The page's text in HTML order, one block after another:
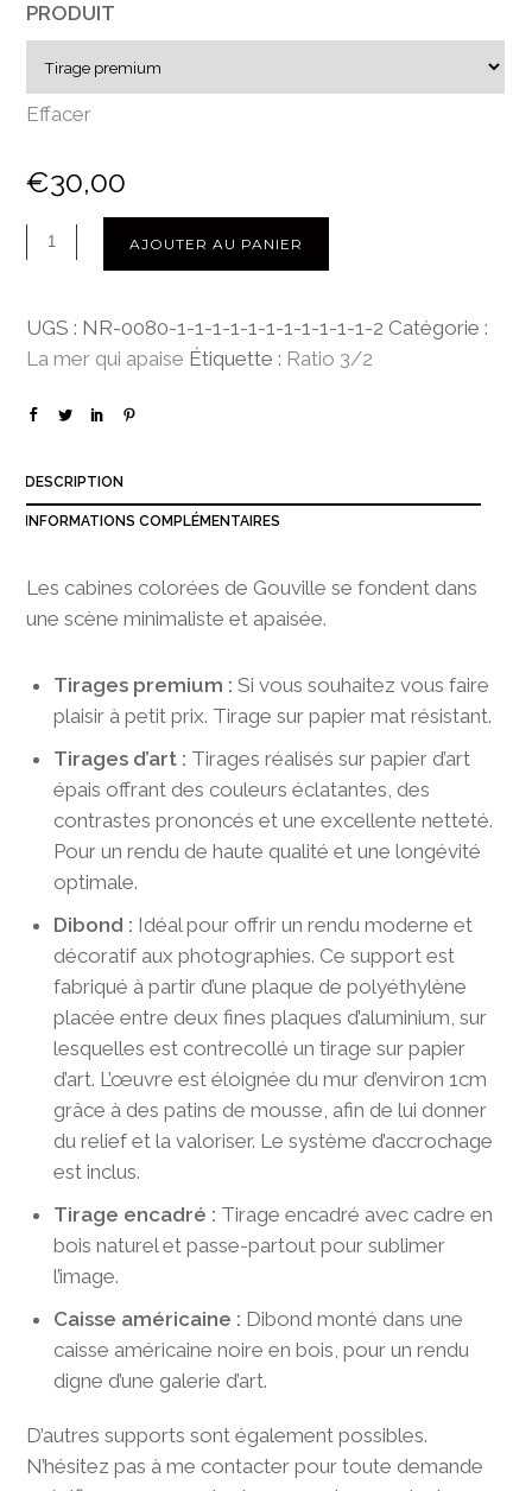
r
x
3
0
,
0
0
à
0
0
PRODUIT
Effacer
€30,00
AJOUTER AU PANIER
UGS : NR-0080-1-1-1-1-1-1-1-1-1-1-1-2 Catégorie :
La mer qui apaise Étiquette : Ratio 3/2
DESCRIPTION
INFORMATIONS COMPLÉMENTAIRES
Les cabines colorées de Gouville se fondent dans
une scène minimaliste et apaisée.
Tirages premium : Si vous souhaitez vous faire
plaisir à petit prix. Tirage sur papier mat résistant.
Tirages d’art : Tirages réalisés sur papier d’art
épais offrant des couleurs éclatantes, des
contrastes prononcés et une excellente netteté.
Pour un rendu de haute qualité et une longévité
optimale.
Dibond : Idéal pour offrir un rendu moderne et
décoratif aux photographies. Ce support est
fabriqué à partir d’une plaque de polyéthylène
placée entre deux fines plaques d’aluminium, sur
lesquelles est contrecollé un tirage sur papier
d’art. L’œuvre est éloignée du mur d’environ 1cm
grâce à des patins de mousse, afin de lui donner
du relief et la valoriser. Le système d’accrochage
est inclus.
Tirage encadré : Tirage encadré avec cadre en
bois naturel et passe-partout pour sublimer
l’image.
Caisse américaine : Dibond monté dans une
caisse américaine noire en bois, pour un rendu
digne d’une galerie d’art.
D’autres supports sont également possibles.
N’hésitez pas à me contacter pour toute demande